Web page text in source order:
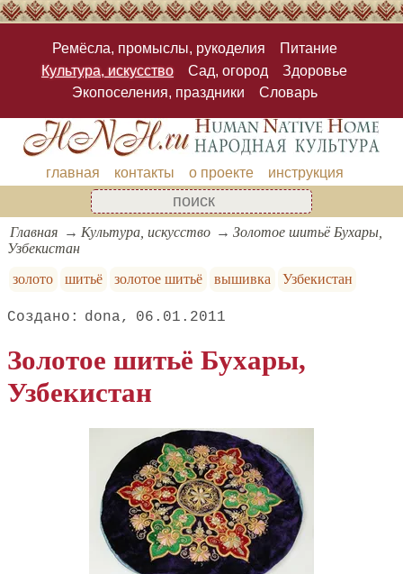
Ремёсла, промыслы, рукоделия
Питание
Культура, искусство
Сад, огород
Здоровье
Экопоселения, праздники
Словарь
главная контакты о проекте инструкция
Главная Культура, искусство
Золотое шитьё Бухары,
Узбекистан
золото
шитьё золотое шитьё вышивка Узбекистан
dona 06.01.2011
Золотое шитьё Бухары,
Узбекистан